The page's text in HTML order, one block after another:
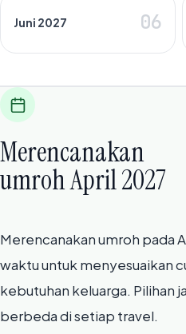
Juni 2027 06
Merencanakan
umroh April 2027
Merencanakan umroh pada
waktu untuk menyesuaikan
kebutuhan keluarga. Pilihan
berbeda di setiap travel.